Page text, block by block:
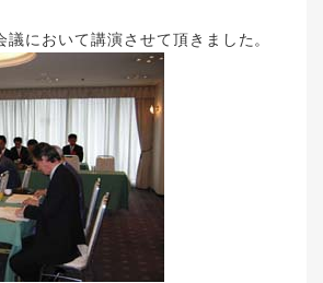
において講演させて頂きました。